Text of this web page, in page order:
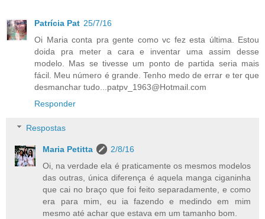
Patrícia Pat 25/7/16
Oi Maria conta pra gente como vc fez esta última. Estou
doida pra meter a cara e inventar uma assim desse
modelo. Mas se tivesse um ponto de partida seria mais
fácil. Meu número é grande. Tenho medo de errar e ter que
desmanchar tudo...patpv_1963@Hotmail.com
Responder
Respostas
Maria Petitta
2/8/16
Oi, na verdade ela é praticamente os mesmos modelos
das outras, única diferença é aquela manga ciganinha
que cai no braço que foi feito separadamente, e como
era para mim, eu ia fazendo e medindo em mim
mesmo até achar que estava em um tamanho bom.